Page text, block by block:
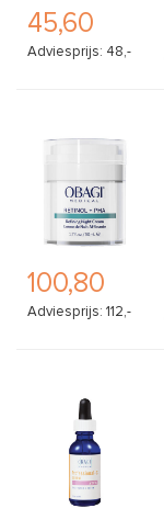
45,60
Adviesprijs: 48,-
100,80
Adviesprijs: 112,-